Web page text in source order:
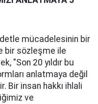
mücadelesinin bir
bir sözleşme ile
"Son 20 yıldır bu
anlatmaya değil
Bir insan hakkı ihlali
ve